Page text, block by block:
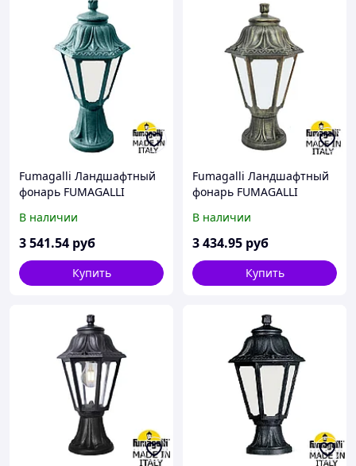
Fumagalli Ландшафтный
фонарь FUMAGALLI
E22.111.000.VYF1R
В наличии
3 541.54 руб
Купить
Fumagalli Ландшафтный
фонарь FUMAGALLI
E22.110.000.BYF1R
В наличии
3 434.95 руб
Купить